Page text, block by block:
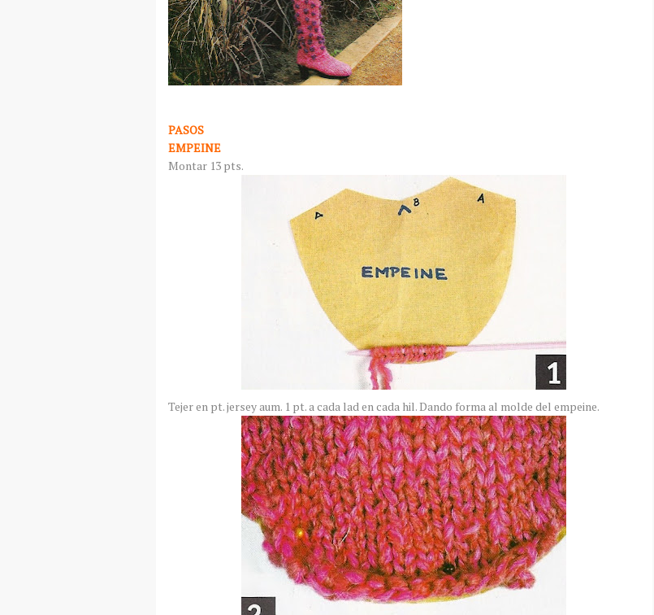
PASOS
EMPEINE
Montar 13 pts.
Tejer en pt. jerseyaum. 1 pt. a cada laden cada hil. Dando forma al molde del empeine.